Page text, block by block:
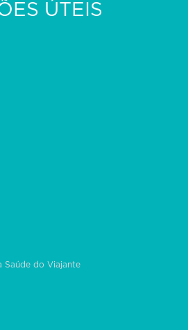
ÚTEIS
Saúde do Viajante